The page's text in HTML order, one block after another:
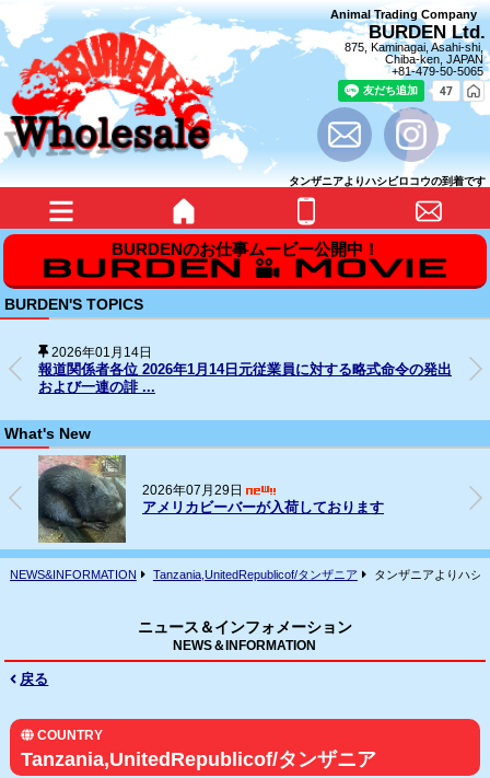
Animal Trading Company
BURDEN Ltd.
875, Kaminagai, Asahi-shi,
Chiba-ken, JAPAN
+81-479-50-5065
タンザニアよりハシビロコウの到着です
BURDEN'S TOPICS
2025年12月31日
SNS上の名誉毀損行為に対する法的措置の経過について
What's New
2026年07月16日
フェレット(ヨーロッパCB)の輸入
NEWS&INFORMATION Tanzania,UnitedRepublicof/タンザニア タンザニアよりハシ
ニュース＆インフォメーション
NEWS＆INFORMATION
戻る
COUNTRY
Tanzania,UnitedRepublicof/タンザニア